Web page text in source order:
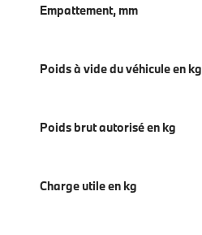
Empattement, mm
Poids à vide du véhicule en kg
Poids brut autorisé en kg
Charge utile en kg